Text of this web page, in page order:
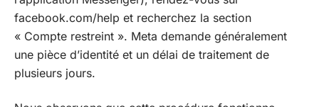
facebook.com/help et recherchez la section
« Compte restreint ». Meta demande généralement
une pièce d’identité et un délai de traitement de
plusieurs jours.